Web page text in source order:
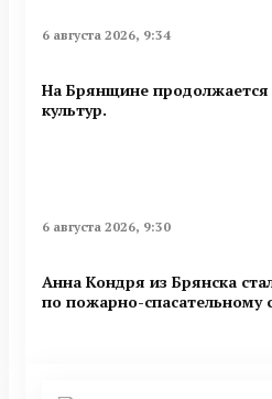
6 августа 2026, 9:34
На Брянщине
культур.
6 августа 2026, 9:30
Анна Кондря из Брянска
по пожарно-спасательному